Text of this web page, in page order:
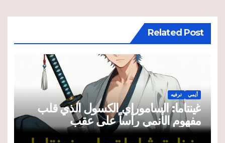
Related Post
أنِمي ترفيه
غينتاما: الساموراي الكسول الذي قلب
مفهوم الأنمي رأساً على عقب